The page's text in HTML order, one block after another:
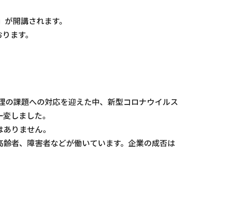
開講されます。
ます。
の課題への対応を迎えた中、新型コロナウイルス
しました。
りません。
者、障害者などが働いています。企業の成否は